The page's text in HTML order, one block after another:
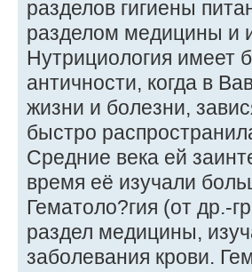
разделов гигиены
разделом медицины и
Нутрициология
античности, когда в
жизни и болезни,
быстро
Средние века ей
время её изучали
Гематоло?гия (от др.-
раздел медицины,
заболевания крови.